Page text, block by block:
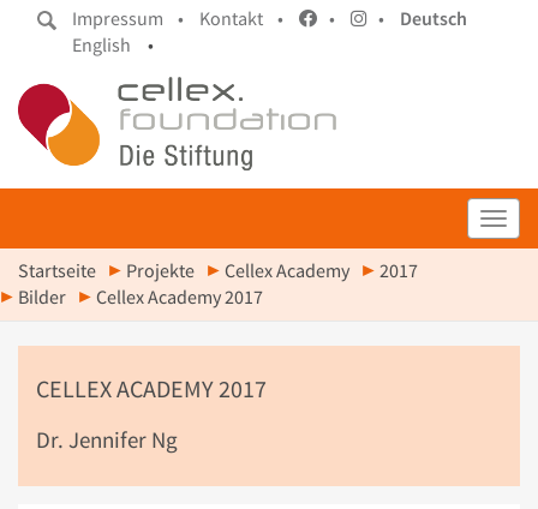
Impressum • Kontakt • • •
Deutsch
English
•
Startseite Projekte Cellex Academy
2017
Bilder
Cellex Academy 2017
CELLEX ACADEMY 2017
Dr. Jennifer Ng